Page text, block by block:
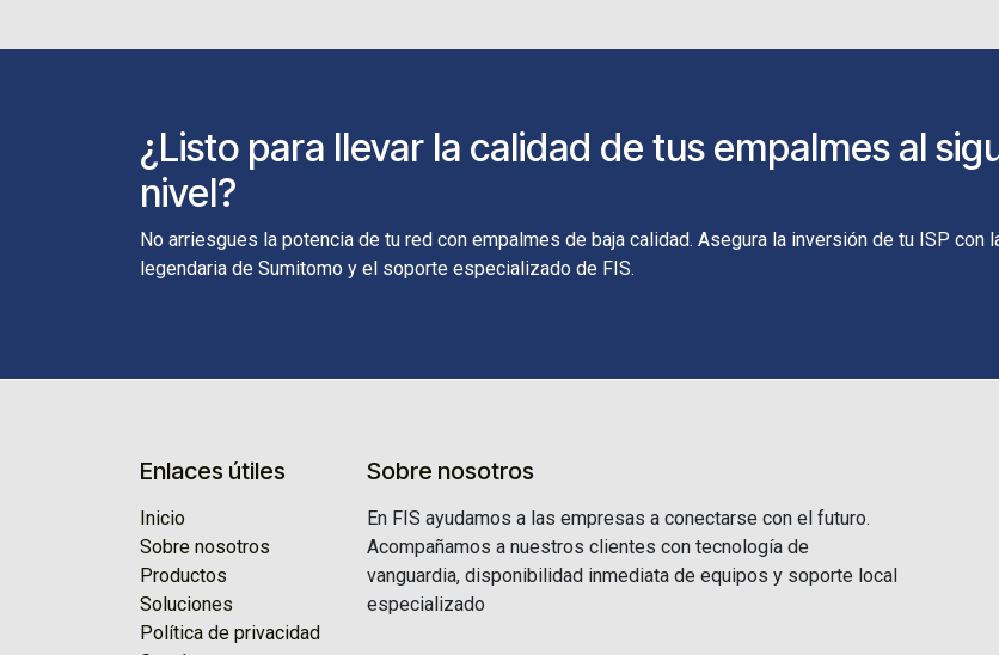
¿Listo para llevar la calidad de tus empalmes al
nivel?
No arriesgues la potencia de tu red con empalmes de baja calidad. Asegura la inversión de tu ISP con
legendaria de Sumitomo y el soporte especializado de FIS.
Enlaces útiles
Inicio
Sobre nosotros
Productos
Soluciones
Política de privacidad
Sobre nosotros
En FIS ayudamos a las empresas a conectarse con el futuro.
Acompañamos a nuestros clientes con tecnología de
vanguardia, disponibilidad inmediata de equipos y soporte local
especializado